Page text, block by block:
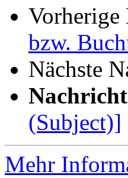
Vorherige
bzw.
Nächste
(Subject)]
Mehr